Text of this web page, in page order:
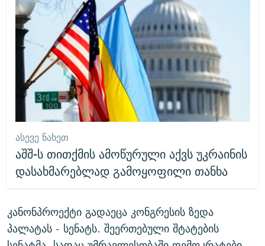
ᲐᲡᲔᲕᲔ ᲜᲐᲮᲔᲗ
აშშ-ს თითქმის ამოწურული აქვს უკრაინის
დასახმარებლად გამოყოფილი თანხა
კანონპროექტი გადაეცა კონგრესის ზედა
პალატას - სენატს. შეერთებული შტატების